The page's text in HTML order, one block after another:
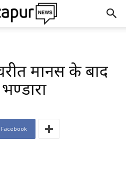
मानस के बाद
Facebook